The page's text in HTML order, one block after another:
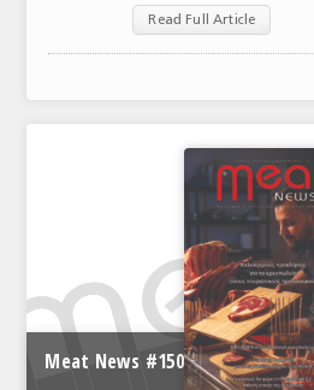
Read Full Article
Meat News #150